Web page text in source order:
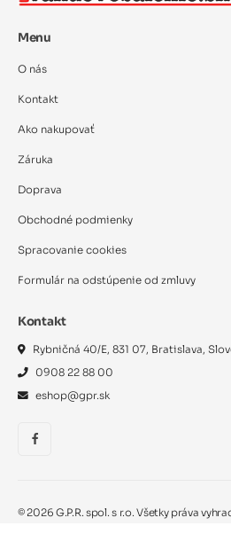
Menu
O nás
Kontakt
Ako nakupovať
Záruka
Doprava
Obchodné podmienky
Spracovanie cookies
Formulár na odstúpenie od zmluvy
Kontakt
Rybničná 40/E, 831 07, Bratislava,
0908 22 88 00
eshop@gpr.sk
© 2026 G.P.R. spol. s r.o. Všetky práva